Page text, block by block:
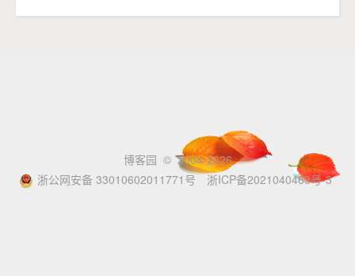
博客园 © 2004-2026
浙公网安备 33010602011771号
浙ICP备2021040463号-3